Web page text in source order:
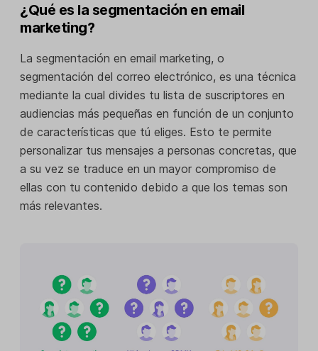
¿Qué es la segmentación en email
marketing?
La segmentación en email marketing, o
segmentación del correo electrónico, es una técnica
mediante la cual divides tu lista de suscriptores en
audiencias más pequeñas en función de un conjunto
de características que tú eliges. Esto te permite
personalizar tus mensajes a personas concretas, que
a su vez se traduce en un mayor compromiso de
ellas con tu contenido debido a que los temas son
más relevantes.